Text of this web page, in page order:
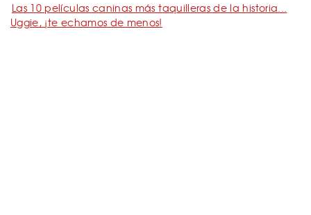
Las 10 películas caninas más taquilleras de la historia...
Uggie, ¡te echamos de menos!